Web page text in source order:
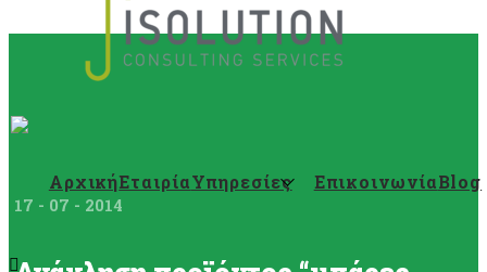
ΑρχικήΕταιρίαΥπηρεσίες ΕπικοινωνίαBlog
17 - 07 - 2014